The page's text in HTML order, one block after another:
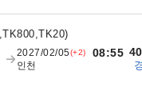
)
2027/02/05(+2) 08:55
인천